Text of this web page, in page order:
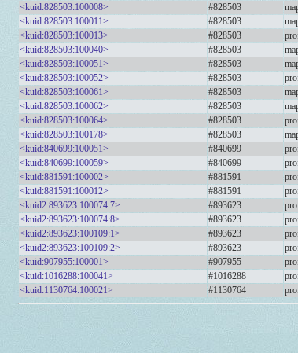
<kuid:828503:100008>
#828503
<kuid:828503:100011>
#828503
<kuid:828503:100013>
#828503
<kuid:828503:100040>
#828503
<kuid:828503:100051>
#828503
<kuid:828503:100052>
#828503
<kuid:828503:100061>
#828503
<kuid:828503:100062>
#828503
<kuid:828503:100064>
#828503
<kuid:828503:100178>
#828503
<kuid:840699:100051>
#840699
<kuid:840699:100059>
#840699
<kuid:881591:100002>
#881591
<kuid:881591:100012>
#881591
<kuid2:893623:100074:7>
#893623
<kuid2:893623:100074:8>
#893623
<kuid2:893623:100109:1>
#893623
<kuid2:893623:100109:2>
#893623
<kuid:907955:100001>
#907955
<kuid:1016288:100041>
#1016288
<kuid:1130764:100021>
#1130764